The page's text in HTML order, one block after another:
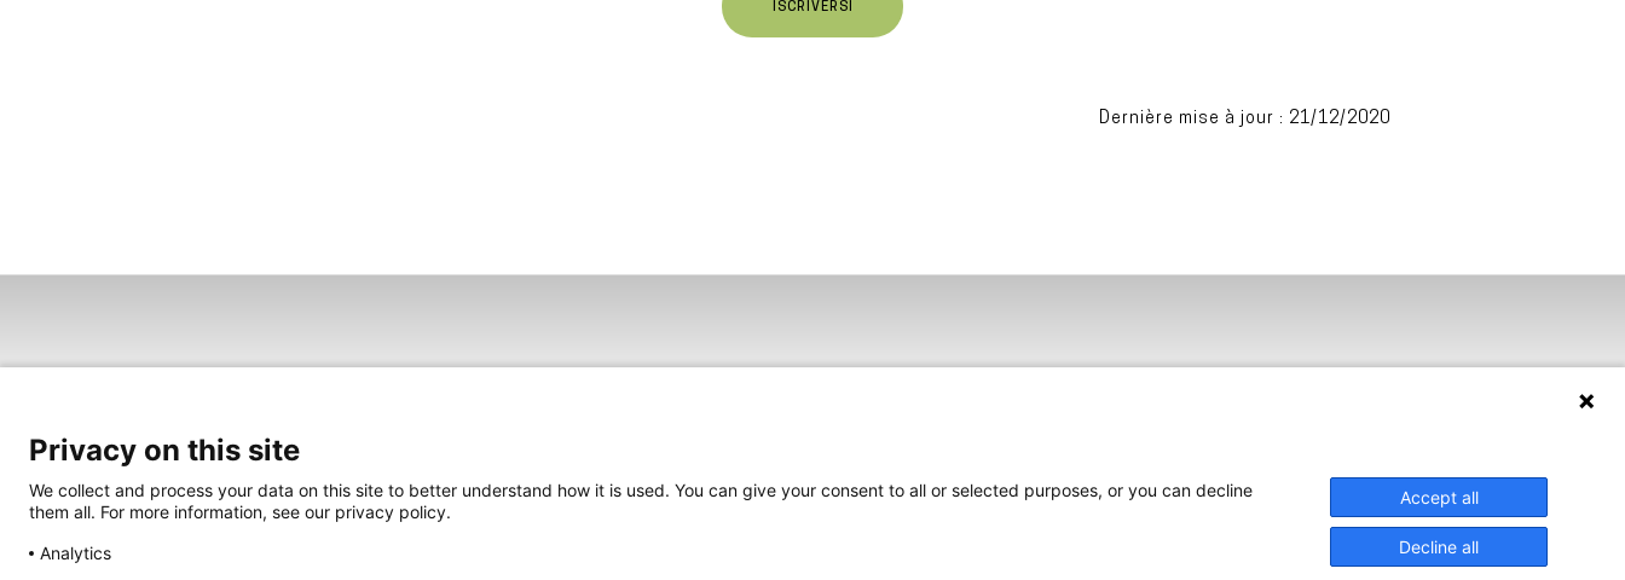
ISCRIVERSI
Dernière mise à jour : 21/12/2020
Privacy on this site
We collect and process your data on this site to better understand how it is used. You can give your consent to all or selected purposes, or you can decline
them all. For more information, see our privacy policy.
Analytics
Accept all
Decline all